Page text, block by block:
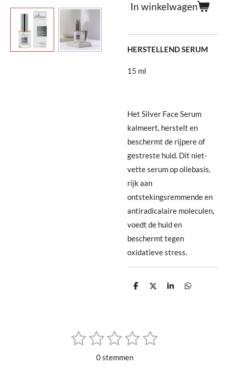
In winkelwagen
HERSTELLEND SERUM
15 ml
Het Silver Face Serum
kalmeert, herstelt en
beschermt de rijpere of
gestreste huid. Dit niet-
vette serum op oliebasis,
rijk aan
ontstekingsremmende en
antiradicalaire moleculen,
voedt de huid en
beschermt tegen
oxidatieve stress.
D
D
S
D
1 2 3
s
4
s
5
0 stemmen